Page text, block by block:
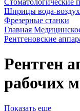
Стоматологические
Шприцы вода-воздух
Фрезерные станки
Главная
Рентгеновские
Рентген
рабочих
Показать еще